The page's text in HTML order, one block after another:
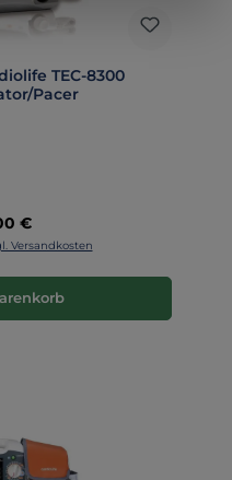
TEC-8300
Pacer
Preis:
€
Versandkosten